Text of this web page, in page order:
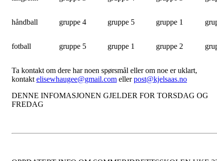
håndball gruppe 4 gruppe 5 gruppe 1
fotball gruppe 5 gruppe 1 gruppe 2
Ta kontakt om dere har noen spørsmål eller om noe er uklart,
kontakt elisewhaugee@gmail.com ellerpost@kjelsaas.no
DENNE INFOMASJONEN GJELDER FOR TORSDAG OG
FREDAG